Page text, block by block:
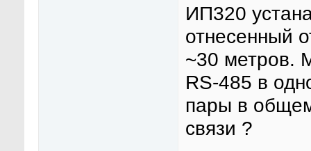
ИП320
отнесенный
~30 метров.
RS-485 в
пары в
связи ?